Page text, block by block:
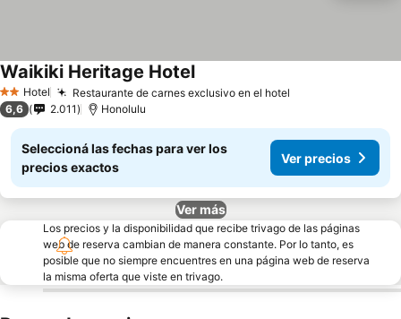
2 Estrellas
Hotel Restaurante de carnes exclusivo en el hotel
Waikiki Heritage Hotel
6,6 2.011 Honolulu
Seleccioná las fechas para ver los
precios exactos
Ver precios
Ver más
Los precios y la disponibilidad que recibe trivago de las páginas
web de reserva cambian de manera constante. Por lo tanto, es
posible que no siempre encuentres en una página web de reserva
la misma oferta que viste en trivago.